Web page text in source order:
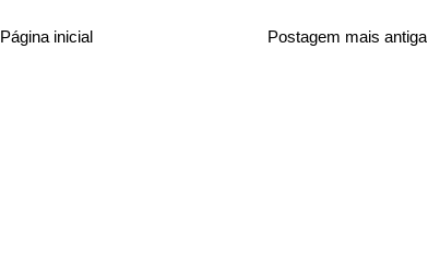
Postagem mais antiga
Página inicial